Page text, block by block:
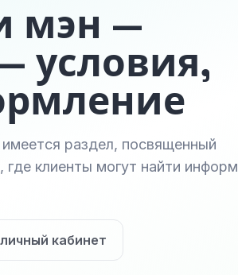
мэн —
условия,
раздел, посвященный
клиенты могут найти
кабинет